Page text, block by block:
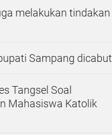
melakukan tindakan
Sampang dicabut
Tangsel Soal
Mahasiswa Katolik